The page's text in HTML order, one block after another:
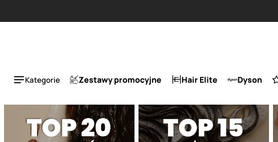
Kategorie Zestawy promocyjne Hair Elite Dyson